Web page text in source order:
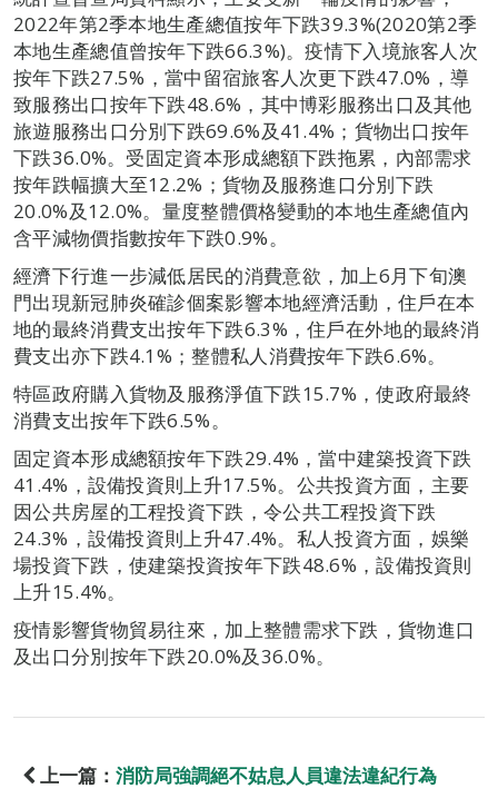
2022年第2季本地生產總值按年下跌39.3%(2020第2季
本地生產總值曾按年下跌66.3%)。疫情下入境旅客人次
按年下跌27.5%，當中留宿旅客人次更下跌47.0%，導
致服務出口按年下跌48.6%，其中博彩服務出口及其他
旅遊服務出口分別下跌69.6%及41.4%；貨物出口按年
下跌36.0%。受固定資本形成總額下跌拖累，內部需求
按年跌幅擴大至12.2%；貨物及服務進口分別下跌
20.0%及12.0%。量度整體價格變動的本地生產總值內
含平減物價指數按年下跌0.9%。
經濟下行進一步減低居民的消費意欲，加上6月下旬澳
門出現新冠肺炎確診個案影響本地經濟活動，住戶在本
地的最終消費支出按年下跌6.3%，住戶在外地的最終消
費支出亦下跌4.1%；整體私人消費按年下跌6.6%。
特區政府購入貨物及服務淨值下跌15.7%，使政府最終
消費支出按年下跌6.5%。
固定資本形成總額按年下跌29.4%，當中建築投資下跌
41.4%，設備投資則上升17.5%。公共投資方面，主要
因公共房屋的工程投資下跌，令公共工程投資下跌
24.3%，設備投資則上升47.4%。私人投資方面，娛樂
場投資下跌，使建築投資按年下跌48.6%，設備投資則
上升15.4%。
疫情影響貨物貿易往來，加上整體需求下跌，貨物進口
及出口分別按年下跌20.0%及36.0%。
上一篇： 消防局強調絕不姑息人員違法違紀行為